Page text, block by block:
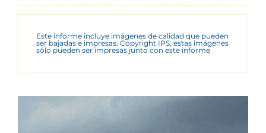
Este informe incluye imágenes de calidad que pueden
ser bajadas e impresas. Copyright IPS, estas imágenes
sólo pueden ser impresas junto con este informe